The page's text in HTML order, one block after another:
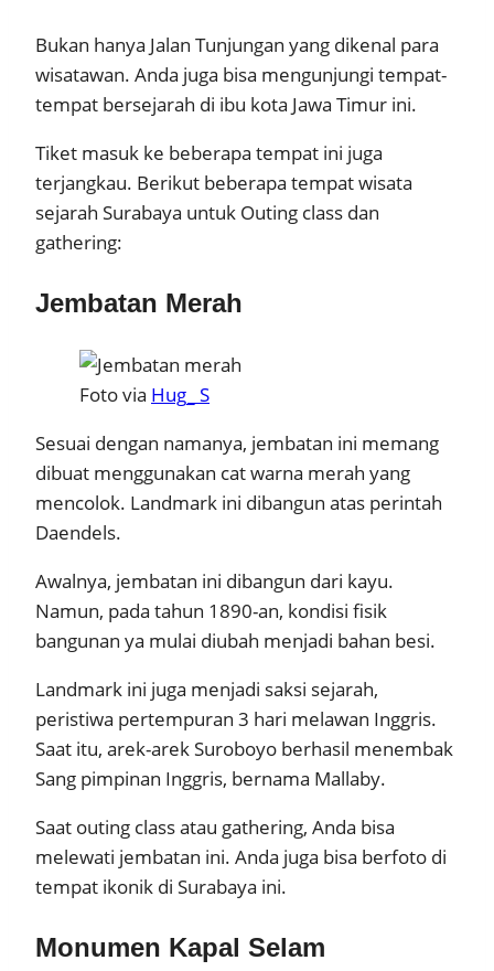
Bukan hanya Jalan Tunjungan yang dikenal para
wisatawan. Anda juga bisa mengunjungi tempat-
tempat bersejarah di ibu kota Jawa Timur ini.
Tiket masuk ke beberapa tempat ini juga
terjangkau. Berikut beberapa tempat wisata
sejarah Surabaya untuk Outing class dan
gathering:
Jembatan Merah
Foto via Hug_ S
Sesuai dengan namanya, jembatan ini memang
dibuat menggunakan cat warna merah yang
mencolok. Landmark ini dibangun atas perintah
Daendels.
Awalnya, jembatan ini dibangun dari kayu.
Namun, pada tahun 1890-an, kondisi fisik
bangunan ya mulai diubah menjadi bahan besi.
Landmark ini juga menjadi saksi sejarah,
peristiwa pertempuran 3 hari melawan Inggris.
Saat itu, arek-arek Suroboyo berhasil menembak
Sang pimpinan Inggris, bernama Mallaby.
Saat outing class atau gathering, Anda bisa
melewati jembatan ini. Anda juga bisa berfoto di
tempat ikonik di Surabaya ini.
Monumen Kapal Selam